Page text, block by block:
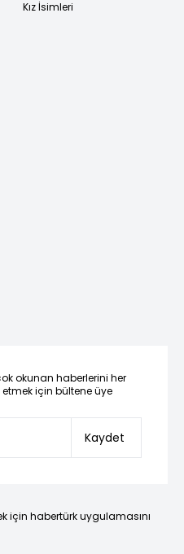
Kız İsimleri
okunan haberlerini her
için bültene üye
Kaydet
için habertürk uygulamasını